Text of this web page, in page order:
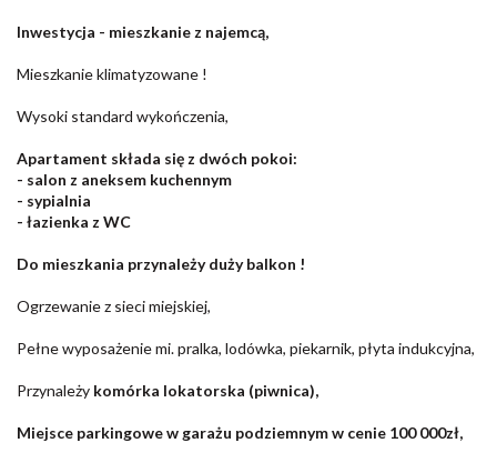
Inwestycja - mieszkanie z najemcą,
Mieszkanie klimatyzowane !
Wysoki standard wykończenia,
Apartament składa się z dwóch pokoi:
- salon z aneksem kuchennym
- sypialnia
- łazienka z WC
Do mieszkania przynależy duży balkon !
Ogrzewanie z sieci miejskiej,
Pełne wyposażenie mi. pralka, lodówka, piekarnik, płyta indukcyjna,
Przynależy komórka lokatorska (piwnica),
Miejsce parkingowe w garażu podziemnym w cenie 100 000zł,